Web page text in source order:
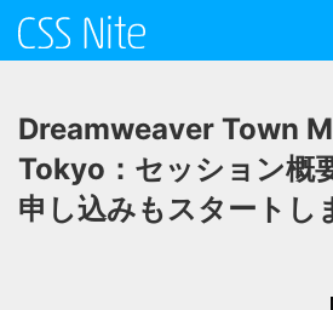
Dreamweaver Town
Tokyo：セッション概
申し込みもスタートし